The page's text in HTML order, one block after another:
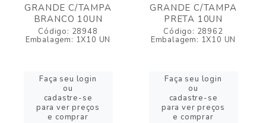
GRANDE C/TAMPA
BRANCO 10UN
Código: 28948
Embalagem: 1X10 UN
Faça seu login
ou
cadastre-se
para ver preços
e comprar
GRANDE C/TAMPA
PRETA 10UN
Código: 28962
Embalagem: 1X10 UN
Faça seu login
ou
cadastre-se
para ver preços
e comprar